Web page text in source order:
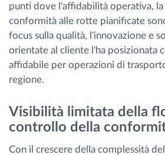
punti dove l'affidabilità operativa, la
conformità alle rotte pianificate
focus sulla qualità, l'innovazione e
orientate al cliente l'ha posizionata
affidabile per operazioni di
regione.
Visibilità limitata della
controllo della
Con il crescere della complessità